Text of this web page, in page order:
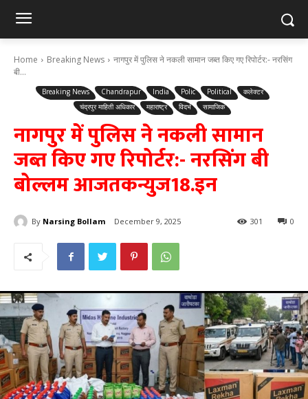
Home Breaking News
नागपुर में पुलिस ने नकली सामान जब्त किए गए रिपोर्टर:- नरसिंग
बी...
Breaking News Chandrapur India Polic Political
कलेक्टर
चंद्रपुर माहिती अधिकार
महाराष्ट्र विदर्भ सामाजिक
नागपुर में पुलिस ने नकली सामान
जब्त किए गए रिपोर्टर:- नरसिंग बी
बोल्लम आजतकन्युज18.इन
By Narsing Bollam December 9, 2025 0
301